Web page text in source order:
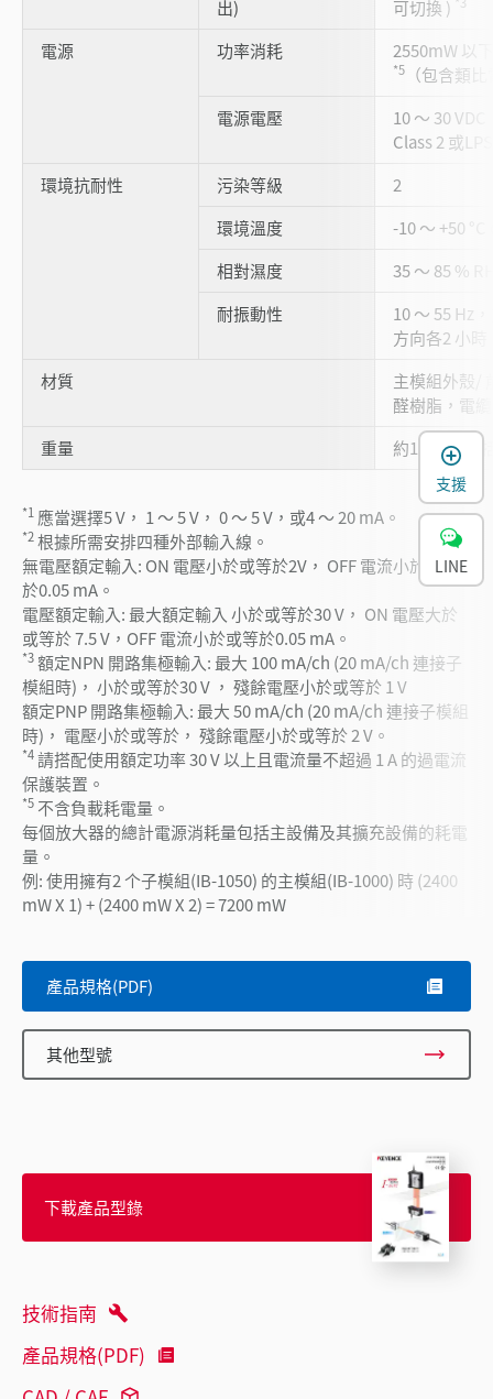
出) 可切換 )
電源 功率消耗 2550mW 以
*5
（包含類
電源電壓
10 ～ 30
Class 2 或
環境抗耐性
污染等級
2
環境溫度
-10 ～ +50
相對濕度
35 ～ 85 %
耐振動性
10 ～ 55 Hz
方向各2 小時
材質
主模組外殼/
醛樹脂，電
重量
約170 g（包
*1 應當選擇5 V， 1 ～ 5 V， 0 ～ 5 V，或4 ～ 20 mA。
*2根據所需安排四種外部輸入線。
無電壓額定輸入: ON 電壓小於或等於2V， OFF 電流小於或等
於0.05 mA。
電壓額定輸入: 最大額定輸入 小於或等於30 V， ON 電壓大於
或等於 7.5 V，OFF 電流小於或等於0.05 mA。
*3額定NPN 開路集極輸入: 最大 100 mA/ch (20 mA/ch 連接子
模組時)， 小於或等於30 V ， 殘餘電壓小於或等於 1 V
額定PNP 開路集極輸入: 最大 50 mA/ch (20 mA/ch 連接子模組
時)， 電壓小於或等於， 殘餘電壓小於或等於 2 V。
*4請搭配使用額定功率 30 V 以上且電流量不超過 1 A 的過電流
保護裝置。
*5 不含負載耗電量。
每個放大器的總計電源消耗量包括主設備及其擴充設備的耗電
量。
例: 使用擁有2 个子模組(IB-1050) 的主模組(IB-1000) 時 (2400
mW X 1) + (2400 mW X 2) = 7200 mW
產品規格(PDF)
其他型號
下載產品型錄
技術指南
產品規格(PDF)
支援
LINE